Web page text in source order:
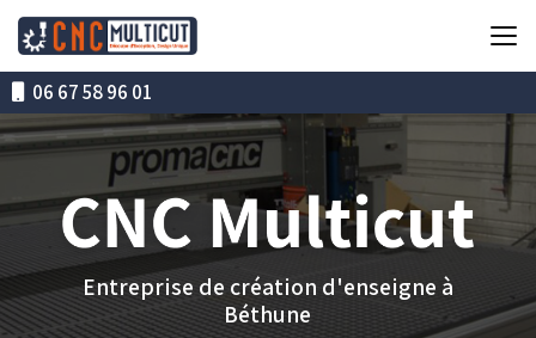
contenu
principal06 67 58 96 01
Entreprise de création d'enseigne à
Béthune